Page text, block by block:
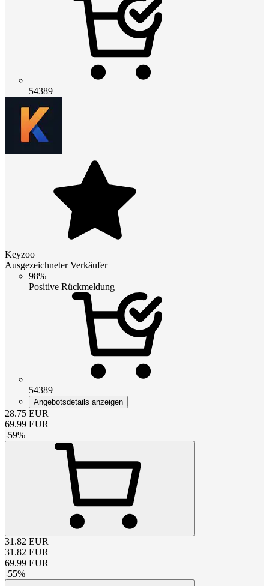
54389
Keyzoo
Ausgezeichneter Verkäufer
98%
Positive Rückmeldung
54389
Angebotsdetails anzeigen
28.75 EUR
69.99 EUR
-59%
31.82 EUR
31.82 EUR
69.99 EUR
-55%